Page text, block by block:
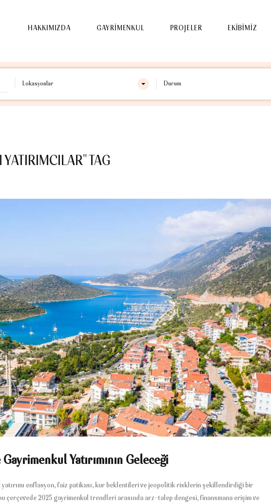
HAKKIMIZDA GAYRİMENKUL PROJELER EKİBİMİZ
HAKKIMIZDA GAYRİMENKUL PROJELER EKİBİMİZ
Lokasyonlar Durum
TAG
Gayrimenkul Yatırımının Geleceği
yatırımı enflasyon, faiz patikası, kur beklentileri ve jeopolitik risklerin şekillendirdiği bir
çerçevede 2025 gayrimenkul trendleri arasında arz-talep dengesi, finansmana erişim ve